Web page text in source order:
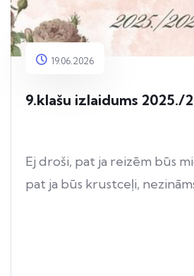
19.06.2026
9.klašu izlaidums 2025./
Ej droši, pat ja reizēm būs
pat ja būs krustceļi,